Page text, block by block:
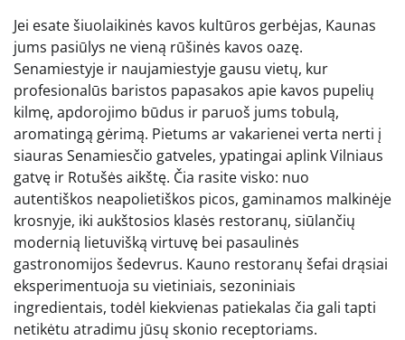
Jei esate šiuolaikinės kavos kultūros gerbėjas, Kaunas
jums pasiūlys ne vieną rūšinės kavos oazę.
Senamiestyje ir naujamiestyje gausu vietų, kur
profesionalūs baristos papasakos apie kavos pupelių
kilmę, apdorojimo būdus ir paruoš jums tobulą,
aromatingą gėrimą. Pietums ar vakarienei verta nerti į
siauras Senamiesčio gatveles, ypatingai aplink Vilniaus
gatvę ir Rotušės aikštę. Čia rasite visko: nuo
autentiškos neapolietiškos picos, gaminamos malkinėje
krosnyje, iki aukštosios klasės restoranų, siūlančių
modernią lietuvišką virtuvę bei pasaulinės
gastronomijos šedevrus. Kauno restoranų šefai drąsiai
eksperimentuoja su vietiniais, sezoniniais
ingredientais, todėl kiekvienas patiekalas čia gali tapti
netikėtu atradimu jūsų skonio receptoriams.